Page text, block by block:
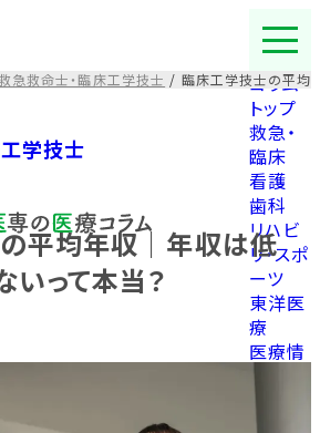
コラム
トップ
救急・
臨床
看護
歯科
リハビ
リ・スポ
ーツ
東洋医
療
医療情
報
福祉
急救命士・臨床工学技士 / 臨床工学技士の平均
学技士
平均年収｜年収は低
いって本当？